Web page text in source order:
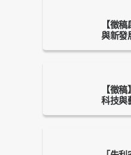
【徵
與新發
【徵
科技與